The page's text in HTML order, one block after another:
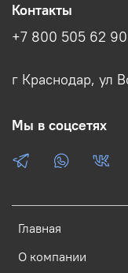
Главная
О компании
Контакты
+7 800 505 62 90
г Краснодар, ул
Мы в соцсетях